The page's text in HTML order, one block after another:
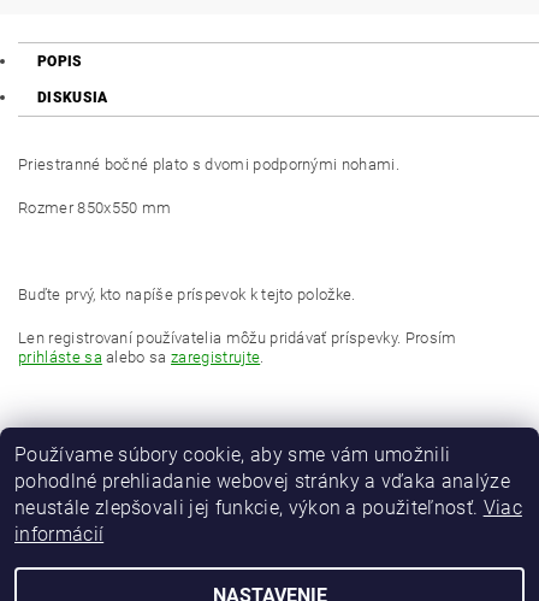
POPIS
DISKUSIA
Priestranné bočné plato s dvomi podpornými nohami.
Rozmer 850x550 mm
Buďte prvý, kto napíše príspevok k tejto položke.
Len registrovaní používatelia môžu pridávať príspevky. Prosím
prihláste sa alebo sazaregistrujte.
Používame súbory cookie, aby sme vám umožnili
pohodlné prehliadanie webovej stránky a vďaka analýze
neustále zlepšovali jej funkcie, výkon a použiteľnosť. Viac
informácií
NASTAVENIE